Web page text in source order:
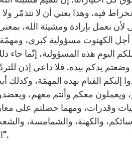
فيه. وهذا يعني أن لا نتذمّر
لأن نعمل بإرادة ومشيئة الله،
أجل الكهنوت مسؤولية كبرى،
اليوم هذه المسؤولية، إنّما جاء
يدكم بيده. فلا داعي إذن
إليكم القيام بهذه المهمّة، وكذلك
ويعملون معكم وأنتم معهم،
وقدرات، ومهما حصلتم على
والكهنة، والشمامسة،
الكنيسة رعايته وخدمته”.